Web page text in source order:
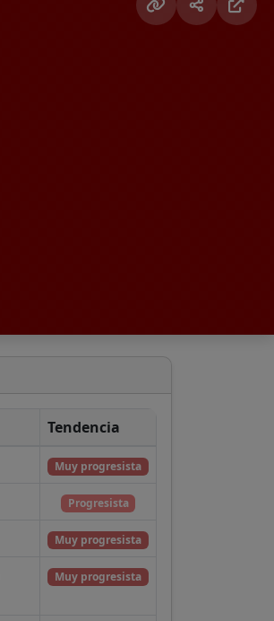
Tendencia
Muy progresista
Progresista
Muy progresista
Muy progresista